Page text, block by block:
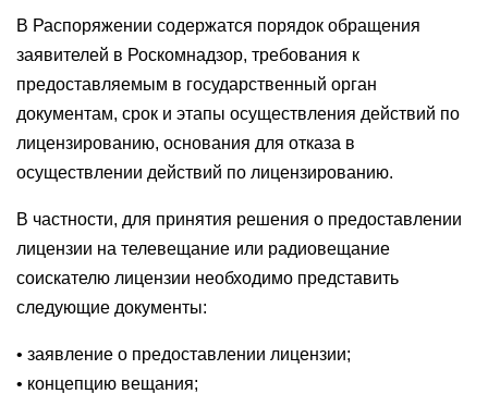
В Распоряжении содержатся порядок обращения
заявителей в Роскомнадзор, требования к
предоставляемым в государственный орган
документам, срок и этапы осуществления действий по
лицензированию, основания для отказа в
осуществлении действий по лицензированию.
В частности, для принятия решения о предоставлении
лицензии на телевещание или радиовещание
соискателю лицензии необходимо представить
следующие документы:
• заявление о предоставлении лицензии;
• концепцию вещания;